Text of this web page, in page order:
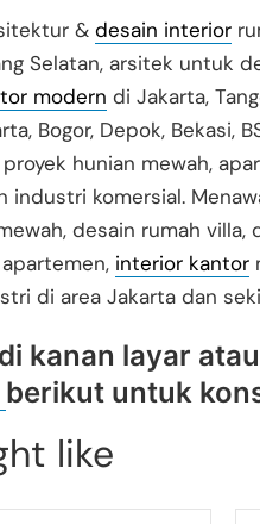
& desain interior
Selatan, arsitek untuk
modern di Jakarta,
Bogor, Depok, Bekasi,
hunian mewah,
industri komersial.
desain rumah villa,
interior kantor
di area Jakarta dan
kanan layar
berikut untuk
like